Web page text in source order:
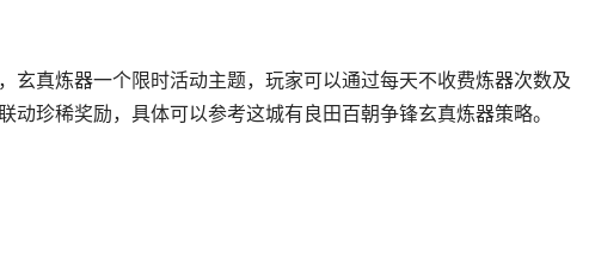
玄真炼器一个限时活动主题，玩家可以通过每天不收费炼器次数及
珍稀奖励，具体可以参考这城有良田百朝争锋玄真炼器策略。